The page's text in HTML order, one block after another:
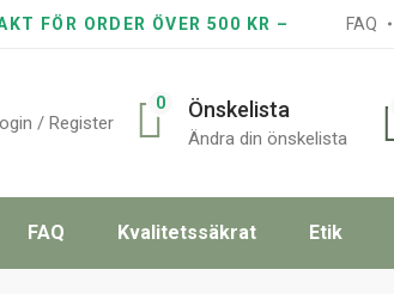
FÖR ORDER ÖVER 500 KR – FAQ
/ Register
0 Önskelista
Ändra din önskelista
FAQ Kvalitetssäkrat Etik